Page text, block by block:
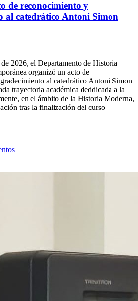
de reconocimiento y
al catedrático Antoni Simon
2026, el Departamento de Historia
organizó un acto de
al catedrático Antoni Simon
trayectoria académica deddicada a la
en el ámbito de la Historia Moderna,
tras la finalización del curso